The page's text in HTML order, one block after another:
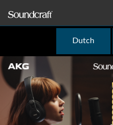
onde comprar
formação
Dutch